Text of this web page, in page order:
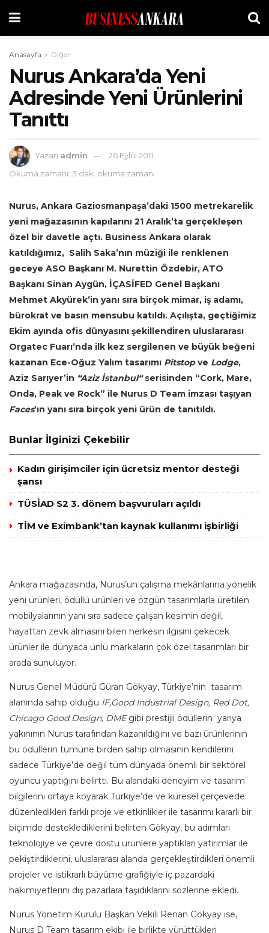
Anasayfa Diğer
Nurus Ankara’da Yeni
Adresinde Yeni Ürünlerini
Tanıttı
Yazan admin
26 Eylül 2011
Okuma zamanı: 3 dak. okuma zamanı
Nurus, Ankara Gaziosmanpaşa’daki 1500 metrekarelik
yeni mağazasının kapılarını 21 Aralık’ta gerçekleşen
özel bir davetle açtı. Business Ankara olarak
katıldığımız, Salih Saka’nın müziği ile renklenen
geceye ASO Başkanı M. Nurettin Özdebir, ATO
Başkanı Sinan Aygün, İÇASİFED Genel Başkanı
Mehmet Akyürek’in yanı sıra birçok mimar, iş adamı,
bürokrat ve basın mensubu katıldı. Açılışta, geçtiğimiz
Ekim ayında ofis dünyasını şekillendiren uluslararası
Orgatec Fuarı’nda ilk kez sergilenen ve büyük beğeni
kazanan Ece-Oğuz Yalım tasarımı Pitstopve Lodge,
Aziz Sarıyer’in “Aziz İstanbul“serisinden “Cork, Mare,
Onda, Peak ve Rock” ile Nurus D Team imzası taşıyan
Faces’ın yanı sıra birçok yeni ürün de tanıtıldı.
Bunlar İlginizi Çekebilir
Kadın girişimciler için ücretsiz mentor desteği
şansı
TÜSİAD S2 3. dönem başvuruları açıldı
TİM ve Eximbank’tan kaynak kullanımı işbirliği
Ankara mağazasında, Nurus’un çalışma mekânlarına yönelik
yeni ürünleri, ödüllü ürünleri ve özgün tasarımlarla üretilen
mobilyalarının yanı sıra sadece çalışan kesimin değil,
hayattan zevk almasını bilen herkesin ilgisini çekecek
ürünler ile dünyaca ünlü markaların çok özel tasarımları bir
arada sunuluyor.
Nurus Genel Müdürü Güran Gökyay, Türkiye’nin tasarım
alanında sahip olduğu IF,Good Industrial Design, Red Dot,
Chicago Good Design, DMEgibi prestijli ödüllerin yarıya
yakınının Nurus tarafından kazanıldığını ve bazı ürünlerinin
bu ödüllerin tümüne birden sahip olmasının kendilerini
sadece Türkiye’de değil tüm dünyada önemli bir sektörel
oyuncu yaptığını belirtti. Bu alandaki deneyim ve tasarım
bilgilerini ortaya koyarak Türkiye’de ve küresel çerçevede
düzenledikleri farklı proje ve etkinlikler ile tasarımı kararlı bir
biçimde desteklediklerini belirten Gökyay, bu adımları
teknolojiye ve çevre dostu ürünlere yaptıkları yatırımlar ile
pekiştirdiklerini, uluslararası alanda gerçekleştirdikleri önemli
projeler ve istikrarlı büyüme grafiğiyle iç pazardaki
hakimiyetlerini dış pazarlara taşıdıklarını sözlerine ekledi.
Nurus Yönetim Kurulu Başkan Vekili Renan Gökyay ise,
Nurus D Team tasarım ekibi ile birlikte yürüttükleri